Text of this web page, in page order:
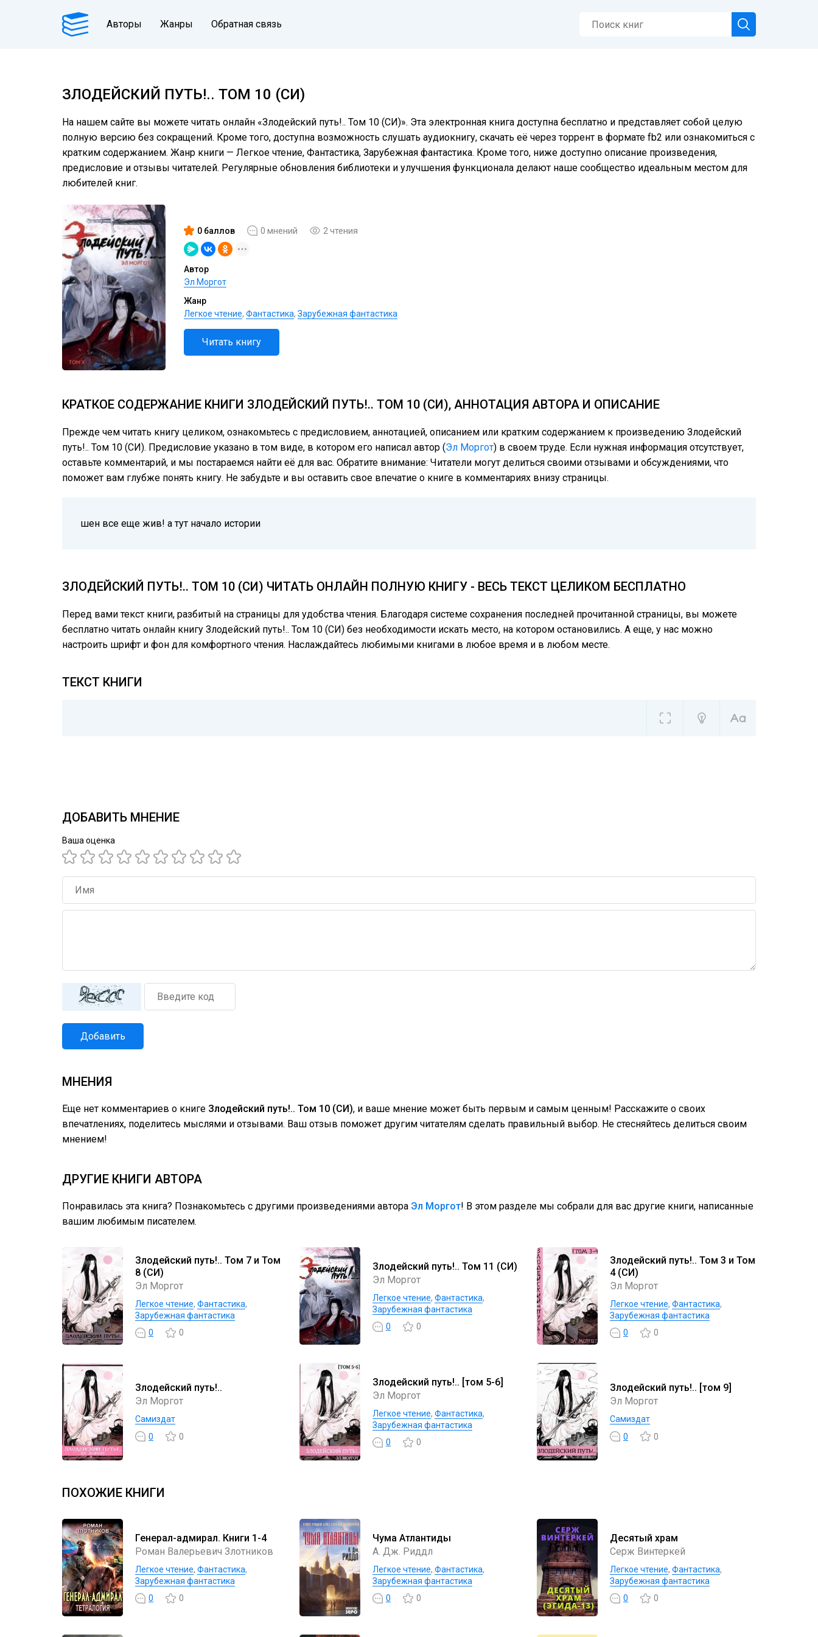
Авторы Жанры Обратная связь
ЗЛОДЕЙСКИЙ ПУТЬ!.. ТОМ 10 (СИ)
На нашем сайте вы можете читать онлайн «Злодейский путь!.. Том 10 (СИ)». Эта электронная книга доступна бесплатно и представляет собой целую
полную версию без сокращений. Кроме того, доступна возможность слушать аудиокнигу, скачать её через торрент в формате fb2 или ознакомиться с
кратким содержанием. Жанр книги — Легкое чтение, Фантастика, Зарубежная фантастика. Кроме того, ниже доступно описание произведения,
предисловие и отзывы читателей. Регулярные обновления библиотеки и улучшения функционала делают наше сообщество идеальным местом для
любителей книг.
0 баллов 0 мнений 2 чтения
Автор
Эл Моргот
Жанр
Легкое чтение, Фантастика, Зарубежная фантастика
Читать книгу
КРАТКОЕ СОДЕРЖАНИЕ КНИГИ ЗЛОДЕЙСКИЙ ПУТЬ!.. ТОМ 10 (СИ), АННОТАЦИЯ АВТОРА И ОПИСАНИЕ
Прежде чем читать книгу целиком, ознакомьтесь с предисловием, аннотацией, описанием или кратким содержанием к произведению Злодейский
путь!.. Том 10 (СИ). Предисловие указано в том виде, в котором его написал автор (Эл Моргот) в своем труде. Если нужная информация отсутствует,
оставьте комментарий, и мы постараемся найти её для вас. Обратите внимание: Читатели могут делиться своими отзывами и обсуждениями, что
поможет вам глубже понять книгу. Не забудьте и вы оставить свое впечатие о книге в комментариях внизу страницы.
шен все еще жив! а тут начало истории
ЗЛОДЕЙСКИЙ ПУТЬ!.. ТОМ 10 (СИ) ЧИТАТЬ ОНЛАЙН ПОЛНУЮ КНИГУ - ВЕСЬ ТЕКСТ ЦЕЛИКОМ БЕСПЛАТНО
Перед вами текст книги, разбитый на страницы для удобства чтения. Благодаря системе сохранения последней прочитанной страницы, вы можете
бесплатно читать онлайн книгу Злодейский путь!.. Том 10 (СИ) без необходимости искать место, на котором остановились. А еще, у нас можно
настроить шрифт и фон для комфортного чтения. Наслаждайтесь любимыми книгами в любое время и в любом месте.
ТЕКСТ КНИГИ
ДОБАВИТЬ МНЕНИЕ
Ваша оценка
Добавить
МНЕНИЯ
Еще нет комментариев о книге Злодейский путь!.. Том 10 (СИ), и ваше мнение может быть первым и самым ценным! Расскажите о своих
впечатлениях, поделитесь мыслями и отзывами. Ваш отзыв поможет другим читателям сделать правильный выбор. Не стесняйтесь делиться своим
мнением!
ДРУГИЕ КНИГИ АВТОРА
Понравилась эта книга? Познакомьтесь с другими произведениями автора Эл Моргот! В этом разделе мы собрали для вас другие книги, написанные
вашим любимым писателем.
Злодейский путь!.. Том 7 и Том
8 (СИ)
Эл Моргот
Легкое чтение, Фантастика,
Зарубежная фантастика
0
0
Злодейский путь!.. Том 11 (СИ)
Эл Моргот
Легкое чтение, Фантастика,
Зарубежная фантастика
0
0
Злодейский путь!.. Том 3 и Том
4 (СИ)
Эл Моргот
Легкое чтение, Фантастика,
Зарубежная фантастика
0
0
Злодейский путь!..
Эл Моргот
Самиздат
0
0
Злодейский путь!.. [том 5-6]
Эл Моргот
Легкое чтение, Фантастика,
Зарубежная фантастика
0
0
Злодейский путь!.. [том 9]
Эл Моргот
Самиздат
0
0
ПОХОЖИЕ КНИГИ
Генерал-адмирал. Книги 1-4
Роман Валерьевич Злотников
Легкое чтение, Фантастика,
Зарубежная фантастика
0
0
Чума Атлантиды
А. Дж. Риддл
Легкое чтение, Фантастика,
Зарубежная фантастика
0
0
Десятый храм
Серж Винтеркей
Легкое чтение, Фантастика,
Зарубежная фантастика
0
0